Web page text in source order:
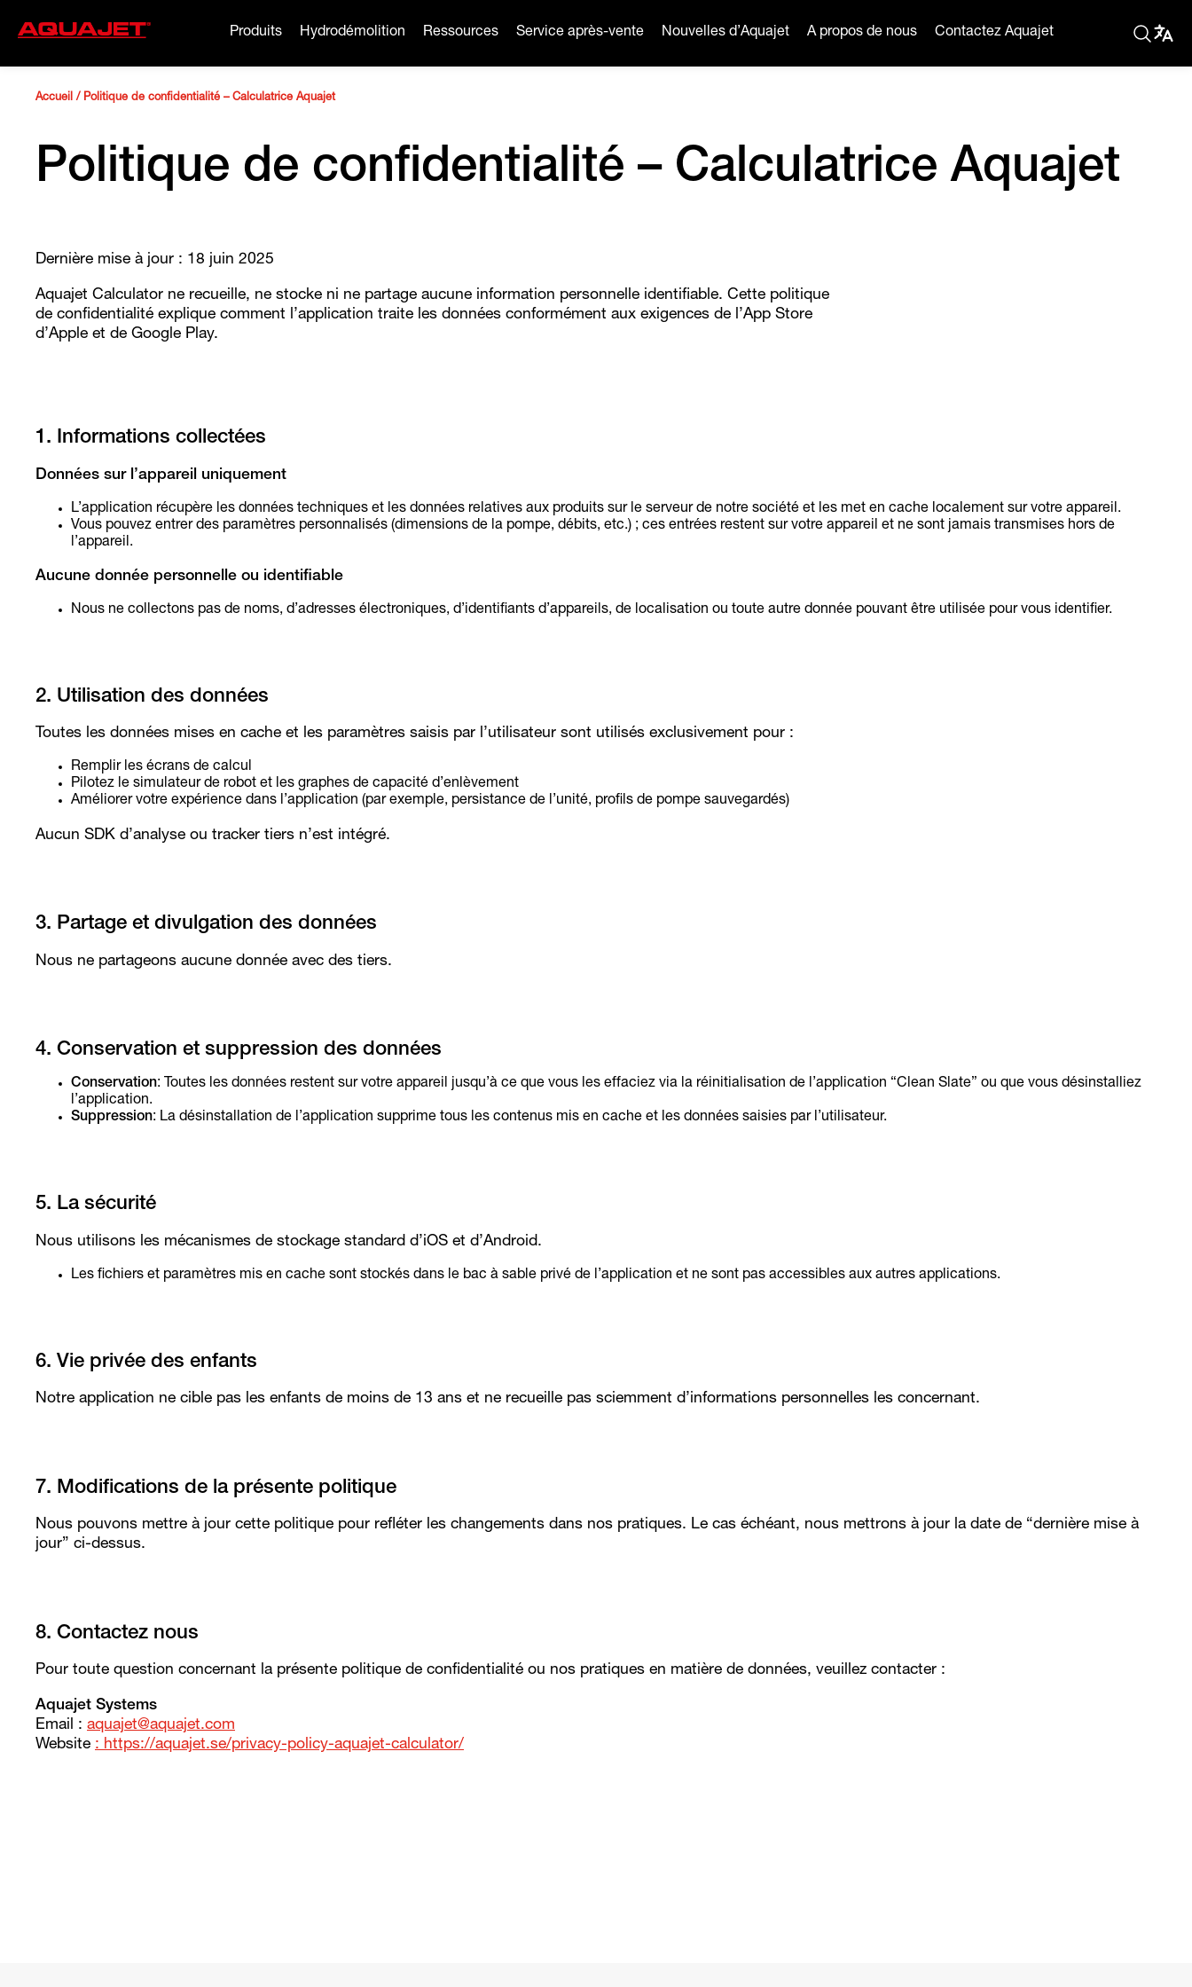
Produits Hydrodémolition Ressources Service après-vente Nouvelles d’Aquajet A propos de nous Contactez Aquajet
Accueil / Politique de confidentialité – Calculatrice Aquajet
Politique de confidentialité – Calculatrice Aquajet
Dernière mise à jour : 18 juin 2025
Aquajet Calculator ne recueille, ne stocke ni ne partage aucune information personnelle identifiable. Cette politique
de confidentialité explique comment l’application traite les données conformément aux exigences de l’App Store
d’Apple et de Google Play.
1. Informations collectées
Données sur l’appareil uniquement
L’application récupère les données techniques et les données relatives aux produits sur le serveur de notre société et les met en cache localement sur votre appareil.
Vous pouvez entrer des paramètres personnalisés (dimensions de la pompe, débits, etc.) ; ces entrées restent sur votre appareil et ne sont jamais transmises hors de
l’appareil.
Aucune donnée personnelle ou identifiable
Nous ne collectons pas de noms, d’adresses électroniques, d’identifiants d’appareils, de localisation ou toute autre donnée pouvant être utilisée pour vous identifier.
2. Utilisation des données
Toutes les données mises en cache et les paramètres saisis par l’utilisateur sont utilisés exclusivement pour :
Remplir les écrans de calcul
Pilotez le simulateur de robot et les graphes de capacité d’enlèvement
Améliorer votre expérience dans l’application (par exemple, persistance de l’unité, profils de pompe sauvegardés)
Aucun SDK d’analyse ou tracker tiers n’est intégré.
3. Partage et divulgation des données
Nous ne partageons aucune donnée avec des tiers.
4. Conservation et suppression des données
Conservation: Toutes les données restent sur votre appareil jusqu’à ce que vous les effaciez via la réinitialisation de l’application “Clean Slate” ou que vous désinstalliez
l’application.
Suppression: La désinstallation de l’application supprime tous les contenus mis en cache et les données saisies par l’utilisateur.
5. La sécurité
Nous utilisons les mécanismes de stockage standard d’iOS et d’Android.
Les fichiers et paramètres mis en cache sont stockés dans le bac à sable privé de l’application et ne sont pas accessibles aux autres applications.
6. Vie privée des enfants
Notre application ne cible pas les enfants de moins de 13 ans et ne recueille pas sciemment d’informations personnelles les concernant.
7. Modifications de la présente politique
Nous pouvons mettre à jour cette politique pour refléter les changements dans nos pratiques. Le cas échéant, nous mettrons à jour la date de “dernière mise à
jour” ci-dessus.
8. Contactez nous
Pour toute question concernant la présente politique de confidentialité ou nos pratiques en matière de données, veuillez contacter :
Aquajet Systems
Email : aquajet@aquajet.com
Website : https://aquajet.se/privacy-policy-aquajet-calculator/